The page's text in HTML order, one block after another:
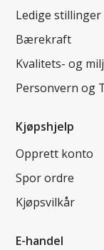
Ledige stillinger
Bærekraft
Kvalitets- og
Personvern og
Kjøpshjelp
Opprett konto
Spor ordre
Kjøpsvilkår
E-handel